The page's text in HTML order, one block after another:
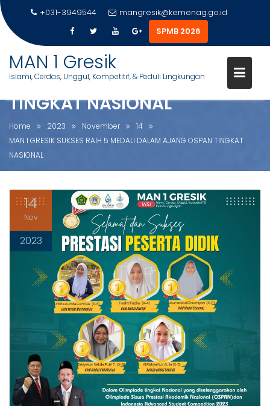
n
+031-3949544
mangresik@kemenag.go.id
SPMB 2026
MAN 1 Gresik
Islami, Cerdas, Unggul, Kompetitif, & Peduli Lingkungan
MAN 1 GRESIK SUKSES RAIH 5
MEDALI DALAM AJANG OSPAN
TINGKAT NASIONAL
Home 2023 November
14
MAN 1 GRESIK SUKSES RAIH 5 MEDALI DALAM AJANG OSPAN TINGKAT
NASIONAL
14
Nov
2023